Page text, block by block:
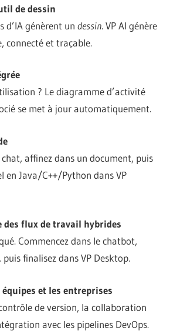
de dessin
d’IA génèrent undessin. VP AI génère
connecté et traçable.
? Le diagramme d’activité
se met à jour automatiquement.
affinez dans un document, puis
en Java/C++/Python dans VP
des flux de travail hybrides
Commencez dans le chatbot,
puis finalisez dans VP Desktop.
et les entreprises
de version, la collaboration
avec les pipelines DevOps.